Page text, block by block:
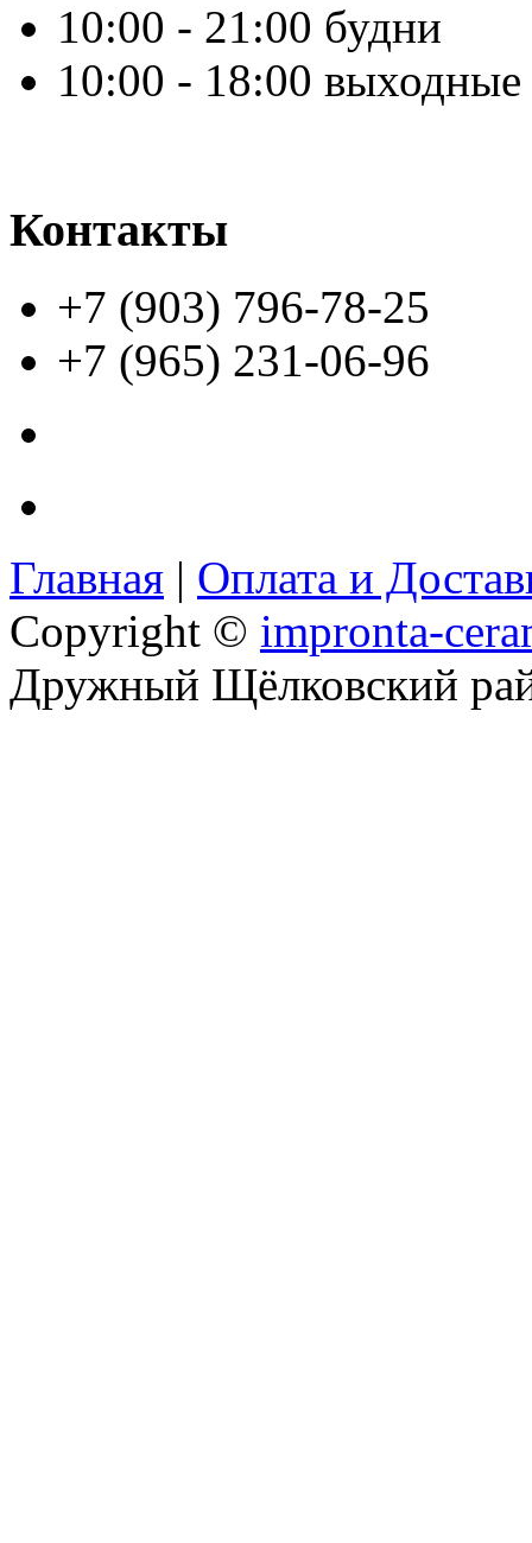
10:00 - 21:00 будни
10:00 - 18:00 выходные
Контакты
+7 (903) 796-78-25
+7 (965) 231-06-96
Главная | Оплата и
Copyright © impronta-
Дружный Щёлковский